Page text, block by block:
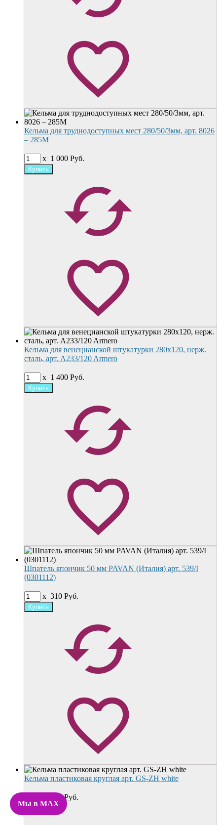
Кельма для труднодоступных мест 280/50/3мм, арт. 8026
– 285M
x 1 000 Руб.
Кельма для венецианской штукатурки 280х120, нерж.
сталь, арт. A233/120 Armero
x 1 400 Руб.
Шпатель япончик 50 мм PAVAN (Италия) арт. 539/I
(0301112)
x 310 Руб.
Кельма пластиковая круглая арт. GS-ZH white
800 Руб.
Мы в MAX